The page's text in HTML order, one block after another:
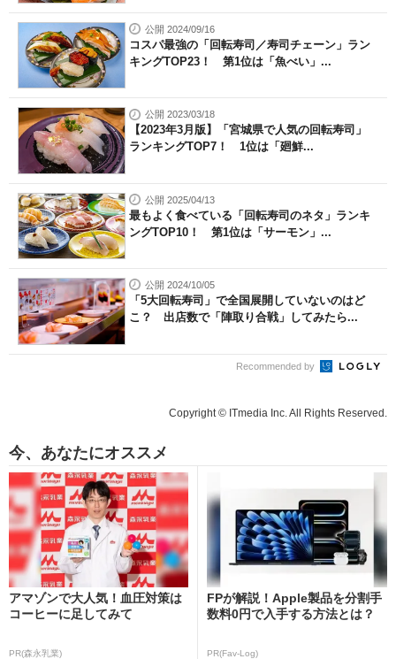
公開 2024/09/16
コスパ最強の「回転寿司／寿司チェーン」ラン
キングTOP23！ 第1位は「魚べい」...
公開 2023/03/18
【2023年3月版】「宮城県で人気の回転寿司」
ランキングTOP7！ 1位は「廻鮮...
公開 2025/04/13
最もよく食べている「回転寿司のネタ」ランキ
ングTOP10！ 第1位は「サーモン」...
公開 2024/10/05
「5大回転寿司」で全国展開していないのはど
こ？ 出店数で「陣取り合戦」してみたら...
Recommended by
Copyright © ITmedia Inc. All Rights Reserved.
今、あなたにオススメ
アマゾンで大人気！血圧対策は
コーヒーに足してみて
PR(森永乳業)
FPが解説！Apple製品を分割手
数料0円で入手する方法とは？
PR(Fav-Log)